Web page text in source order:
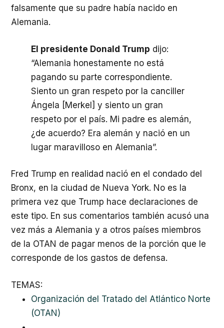
falsamente que su padre había nacido en
Alemania.
El presidente Donald Trump dijo:
“Alemania honestamente no está
pagando su parte correspondiente.
Siento un gran respeto por la canciller
Ángela [Merkel] y siento un gran
respeto por el país. Mi padre es alemán,
¿de acuerdo? Era alemán y nació en un
lugar maravilloso en Alemania”.
Fred Trump en realidad nació en el condado del
Bronx, en la ciudad de Nueva York. No es la
primera vez que Trump hace declaraciones de
este tipo. En sus comentarios también acusó una
vez más a Alemania y a otros países miembros
de la OTAN de pagar menos de la porción que le
corresponde de los gastos de defensa.
TEMAS:
Organización del Tratado del Atlántico Norte
(OTAN)